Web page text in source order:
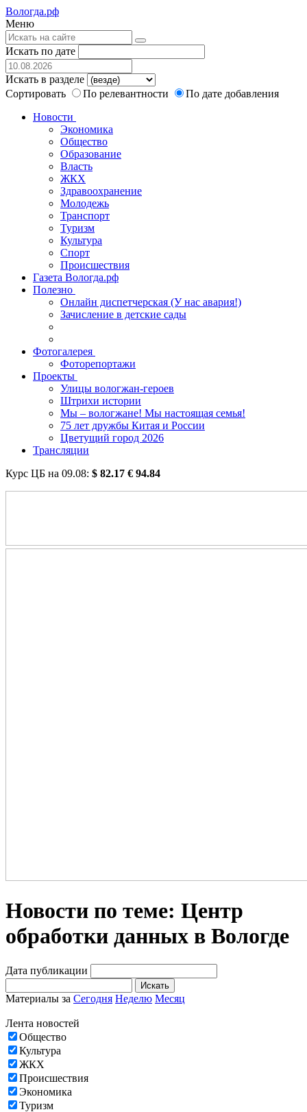
Вологда.рф
Меню
Искать по дате
Искать в разделе
Сортировать
По релевантности
По дате добавления
Новости
Экономика
Общество
Образование
Власть
ЖКХ
Здравоохранение
Молодежь
Транспорт
Туризм
Культура
Спорт
Происшествия
Газета Вологда.рф
Полезно
Онлайн диспетчерская (У нас авария!)
Зачисление в детские сады
Фотогалерея
Фоторепортажи
Проекты
Улицы вологжан-героев
Штрихи истории
Мы – вологжане! Мы настоящая семья!
75 лет дружбы Китая и России
Цветущий город 2026
Трансляции
Курс ЦБ на 09.08: $ 82.17 € 94.84
Новости по теме: Центр
обработки данных в Вологде
Дата публикации
Искать
Материалы за Сегодня Неделю Месяц
Лента новостей
Общество
Культура
ЖКХ
Происшествия
Экономика
Туризм